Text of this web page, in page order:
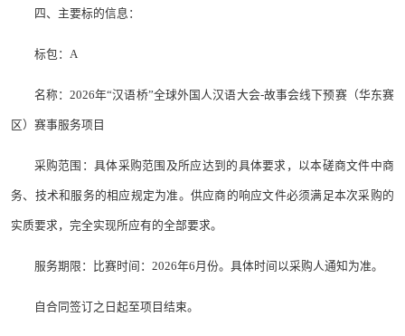
四、主要标的信息：
标包：A
名称：2026年“汉语桥”全球外国人汉语大会-故事会线下预赛（华东赛
区）赛事服务项目
采购范围：具体采购范围及所应达到的具体要求，以本磋商文件中商
务、技术和服务的相应规定为准。供应商的响应文件必须满足本次采购的
实质要求，完全实现所应有的全部要求。
服务期限：比赛时间：2026年6月份。具体时间以采购人通知为准。
自合同签订之日起至项目结束。